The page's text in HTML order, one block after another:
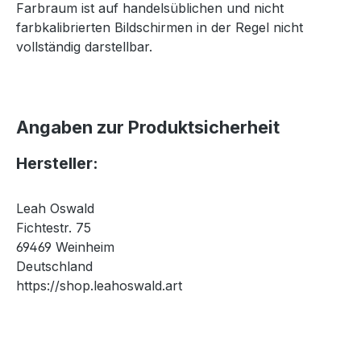
Farbraum ist auf handelsüblichen und nicht
farbkalibrierten Bildschirmen in der Regel nicht
vollständig darstellbar.
Angaben zur Produktsicherheit
Hersteller:
Leah Oswald
Fichtestr. 75
69469 Weinheim
Deutschland
https://shop.leahoswald.art